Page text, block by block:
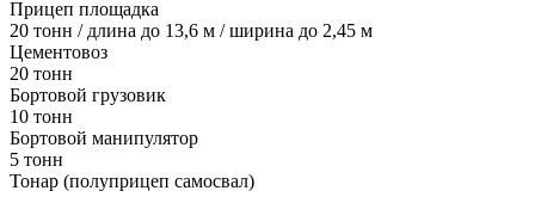
Прицеп площадка
20 тонн / длина до 13,6 м / ширина до 2,45 м
Цементовоз
20 тонн
Бортовой грузовик
10 тонн
Бортовой манипулятор
5 тонн
Тонар (полуприцеп самосвал)